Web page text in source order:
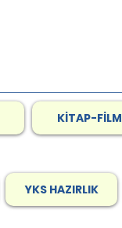
KİTAP-FİLM
YKS HAZIRLIK